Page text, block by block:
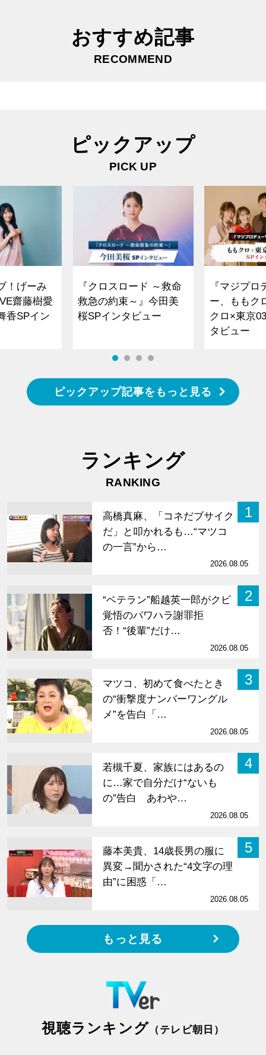
おすすめ記事
RECOMMEND
ピックアップ
PICK UP
！げーみ
齋藤樹愛
香SPイン
『クロスロード ～救命
救急の約束～』今田美
桜SPインタビュー
『マジプロ
ー、ももク
クロ×東京
タビュー
ピックアップ記事をもっと見る
ランキング
RANKING
1
高橋真麻、「コネだブサイク
だ」と叩かれるも…“マツコ
の一言”から…
2026.08.05
2
“ベテラン”船越英一郎がクビ
覚悟のパワハラ謝罪拒
否！“後輩”だけ…
2026.08.05
3
マツコ、初めて食べたとき
の“衝撃度ナンバーワングル
メ”を告白「…
2026.08.05
4
若槻千夏、家族にはあるの
に…家で自分だけ“ないも
の”告白 あわや…
2026.08.05
5
藤本美貴、14歳長男の服に
異変→聞かされた“4文字の理
由”に困惑「…
2026.08.05
もっと見る
視聴ランキング （テレビ朝日）